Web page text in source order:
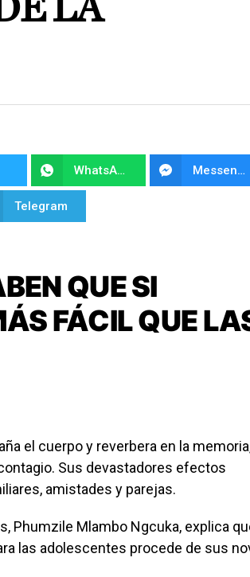
LA
WhatsApp Messenger
Telegram
QUE SI
FÁCIL QUE
el cuerpo y reverbera en la
Sus devastadores efectos
amistades y parejas.
Phumzile Mlambo Ngcuka, explica
las adolescentes procede de sus